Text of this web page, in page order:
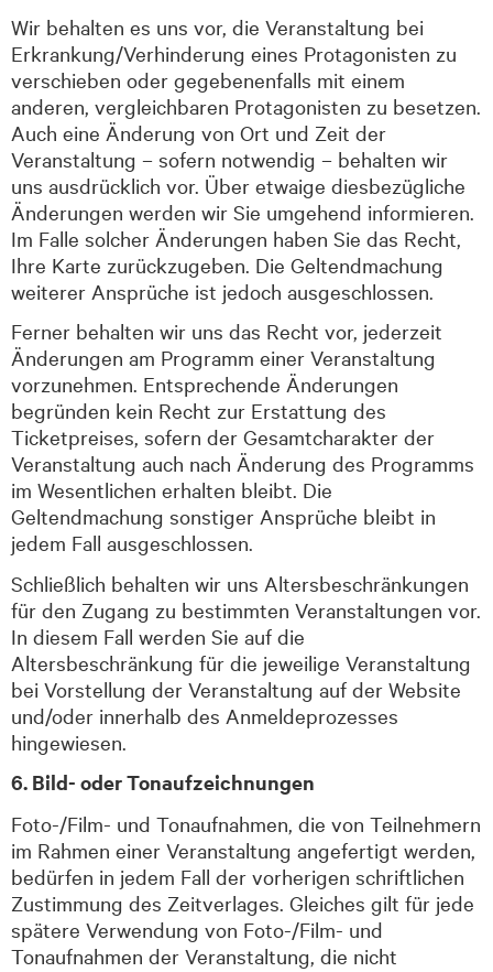
Wir behalten es uns vor, die Veranstaltung bei
Erkrankung/Verhinderung eines Protagonisten zu
verschieben oder gegebenenfalls mit einem
anderen, vergleichbaren Protagonisten zu besetzen.
Auch eine Änderung von Ort und Zeit der
Veranstaltung – sofern notwendig – behalten wir
uns ausdrücklich vor. Über etwaige diesbezügliche
Änderungen werden wir Sie umgehend informieren.
Im Falle solcher Änderungen haben Sie das Recht,
Ihre Karte zurückzugeben. Die Geltendmachung
weiterer Ansprüche ist jedoch ausgeschlossen.
Ferner behalten wir uns das Recht vor, jederzeit
Änderungen am Programm einer Veranstaltung
vorzunehmen. Entsprechende Änderungen
begründen kein Recht zur Erstattung des
Ticketpreises, sofern der Gesamtcharakter der
Veranstaltung auch nach Änderung des Programms
im Wesentlichen erhalten bleibt. Die
Geltendmachung sonstiger Ansprüche bleibt in
jedem Fall ausgeschlossen.
Schließlich behalten wir uns Altersbeschränkungen
für den Zugang zu bestimmten Veranstaltungen vor.
In diesem Fall werden Sie auf die
Altersbeschränkung für die jeweilige Veranstaltung
bei Vorstellung der Veranstaltung auf der Website
und/oder innerhalb des Anmeldeprozesses
hingewiesen.
6. Bild- oder Tonaufzeichnungen
Foto-/Film- und Tonaufnahmen , die von Teilnehmern
im Rahmen einer Veranstaltung angefertigt werden,
bedürfen in jedem Fall der vorherigen schriftlichen
Zustimmung des Zeitverlages. Gleiches gilt für jede
spätere Verwendung von Foto-/Film- und
Tonaufnahmen der Veranstaltung, die nicht